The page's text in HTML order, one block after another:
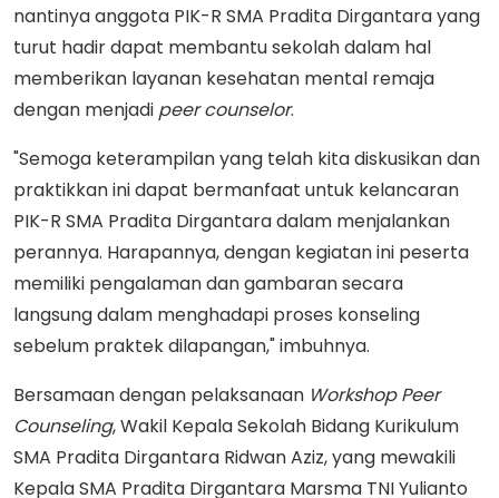
nantinya anggota PIK-R SMA Pradita Dirgantara yang
turut hadir dapat membantu sekolah dalam hal
memberikan layanan kesehatan mental remaja
dengan menjadi peer counselor.
"Semoga keterampilan yang telah kita diskusikan dan
praktikkan ini dapat bermanfaat untuk kelancaran
PIK-R SMA Pradita Dirgantara dalam menjalankan
perannya. Harapannya, dengan kegiatan ini peserta
memiliki pengalaman dan gambaran secara
langsung dalam menghadapi proses konseling
sebelum praktek dilapangan," imbuhnya.
Bersamaan dengan pelaksanaan Workshop Peer
Counseling, Wakil Kepala Sekolah Bidang Kurikulum
SMA Pradita Dirgantara Ridwan Aziz, yang mewakili
Kepala SMA Pradita Dirgantara Marsma TNI Yulianto